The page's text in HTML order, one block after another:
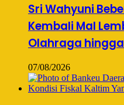
Sri Wahyuni
Kembali Mal
Olahraga
07/08/2026